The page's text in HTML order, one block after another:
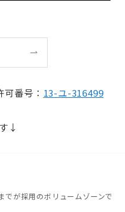
番号： 13-ユ-316499
↓
が採用のボリュームゾーンで